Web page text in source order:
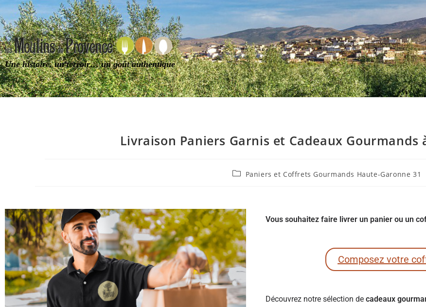
Une histoire, un terroir… un goût authentique
Livraison Paniers Garnis et Cadeaux Gourmands
Paniers et Coffrets Gourmands Haute-Garonne 31
Vous souhaitez faire livrer un panier ou un
Composez votre
Découvrez notre sélection de cadeaux